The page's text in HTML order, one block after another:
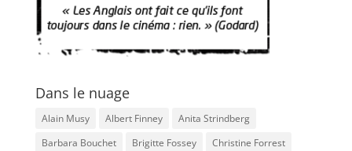
Dans le nuage
Alain Musy Albert Finney
Anita Strindberg
Barbara Bouchet
Brigitte Fossey
Christine Forrest